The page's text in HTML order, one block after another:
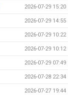
2026-07-29 15:20
2026-07-29 14:55
2026-07-29 10:22
2026-07-29 10:12
2026-07-29 07:49
2026-07-28 22:34
2026-07-27 19:44